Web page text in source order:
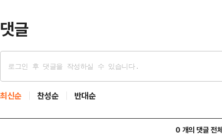
댓글
최신순 찬성순 반대순
0 개의 댓글 전